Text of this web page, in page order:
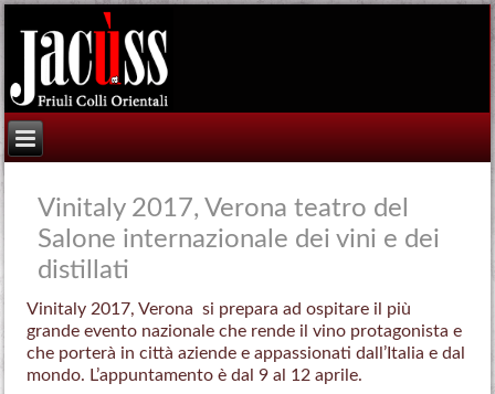
Vinitaly 2017, Verona teatro del
Salone internazionale dei vini e dei
distillati
Vinitaly 2017, Verona si prepara ad ospitare il più
grande evento nazionale che rende il vino protagonista e
che porterà in città aziende e appassionati dall’Italia e dal
mondo. L’appuntamento è dal 9 al 12 aprile.